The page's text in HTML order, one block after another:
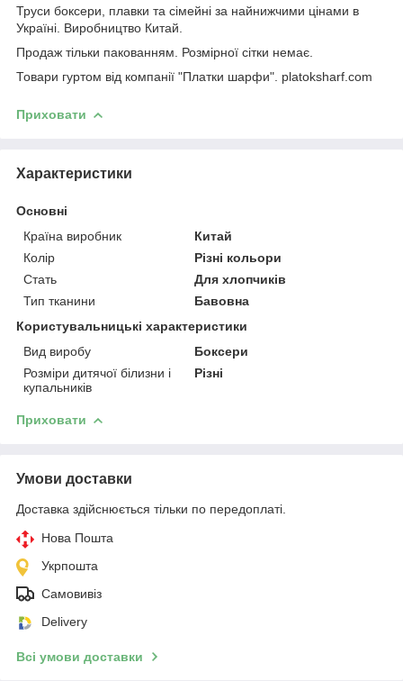
Труси боксери, плавки та сімейні за найнижчими цінами в
Україні. Виробництво Китай.
Продаж тільки пакованням. Розмірної сітки немає.
Товари гуртом від компанії "Платки шарфи". platoksharf.com
Приховати
Характеристики
Основні
Країна виробник
Китай
Колір
Різні кольори
Стать
Для хлопчиків
Тип тканини
Бавовна
Користувальницькі характеристики
Вид виробу
Боксери
Розміри дитячої білизни і
купальників
Різні
Приховати
Умови доставки
Доставка здійснюється тільки по передоплаті.
Нова Пошта
Укрпошта
Самовивіз
Delivery
Всі умови доставки